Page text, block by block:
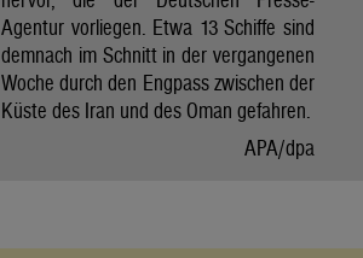
Agentur vorliegen. Etwa 13 Schiffe sind
demnach im Schnitt in der vergangenen
Woche durch den Engpass zwischen der
Küste des Iran und des Oman gefahren.
APA/dpa